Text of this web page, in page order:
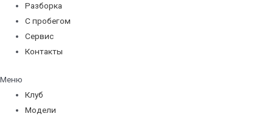
Разборка
С пробегом
Сервис
Контакты
Меню
Клуб
Модели